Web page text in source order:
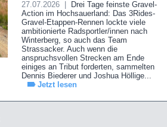
27.07.2026 |
Drei Tage feinste Gravel-
Action im Hochsauerland: Das 3Rides-
Gravel-Etappen-Rennen lockte viele
ambitionierte Radsportler/innen nach
Winterberg, so auch das Team
Strassacker. Auch wenn die
anspruchsvollen Strecken am Ende
einiges an Tribut forderten, sammelten
Dennis Biederer und Joshua Höllige...
Jetzt lesen